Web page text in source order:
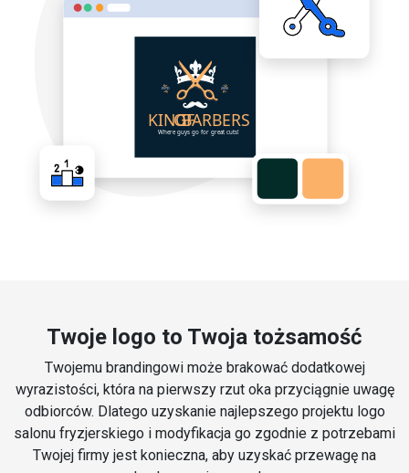
Twoje logo to Twoja tożsamość
Twojemu brandingowi może brakować dodatkowej
wyrazistości, która na pierwszy rzut oka przyciągnie uwagę
odbiorców. Dlatego uzyskanie najlepszego projektu logo
salonu fryzjerskiego i modyfikacja go zgodnie z potrzebami
Twojej firmy jest konieczna, aby uzyskać przewagę na